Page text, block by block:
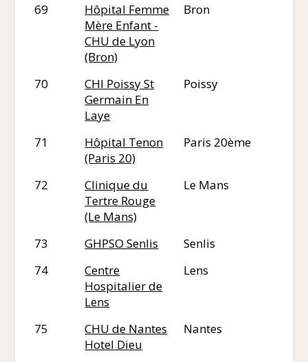
69
Hôpital Femme
Mère Enfant -
CHU de Lyon
(Bron)
Bron
70
CHI Poissy St
Germain En
Laye
Poissy
71
Hôpital Tenon
(Paris 20)
Paris 20ème
72
Clinique du
Tertre Rouge
(Le Mans)
Le Mans
73 GHPSO Senlis Senlis
74
Centre
Hospitalier de
Lens
Lens
75
CHU de Nantes
Hotel Dieu
Nantes